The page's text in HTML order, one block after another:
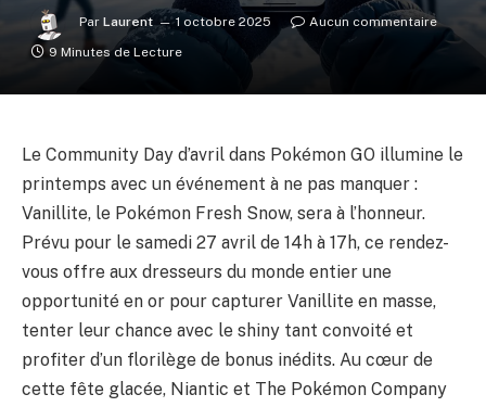
Par Laurent 1 octobre 2025
Aucun commentaire
9 Minutes de Lecture
Le Community Day d’avril dans Pokémon GO illumine le
printemps avec un événement à ne pas manquer :
Vanillite, le Pokémon Fresh Snow, sera à l’honneur.
Prévu pour le samedi 27 avril de 14h à 17h, ce rendez-
vous offre aux dresseurs du monde entier une
opportunité en or pour capturer Vanillite en masse,
tenter leur chance avec le shiny tant convoité et
profiter d’un florilège de bonus inédits. Au cœur de
cette fête glacée, Niantic et The Pokémon Company